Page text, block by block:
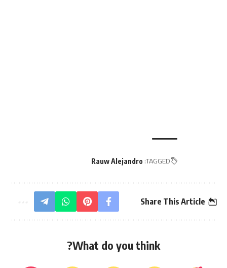
TAGGED:
Rauw Alejandro
Share This Article
What do you think?